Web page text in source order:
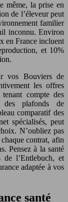
même, la prise en
de l’éleveur peut
familier
inconnu. Environ
en France incluent
et 10%
vos Bouviers de
les offres
compte des
des plafonds de
comparatif des
spécialisés, peut
N’oubliez pas
contrat, afin
Pensez à la santé
l’Entlebuch, et
adaptée à vos
santé